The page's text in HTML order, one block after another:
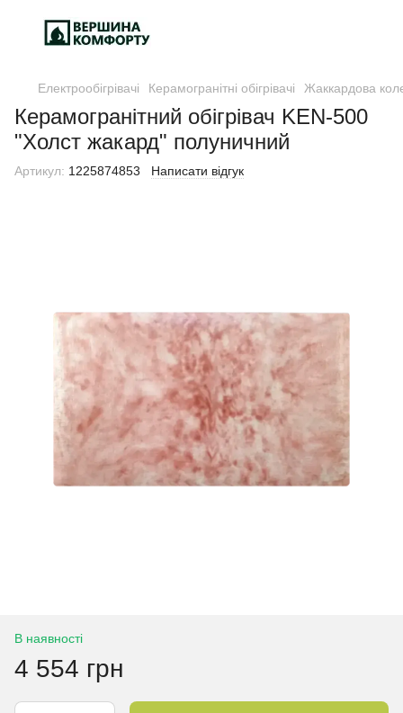
Електрообігрівачі Керамогранітні обігрівачі Жаккардова
Керамогранітний обігрівач KEN-500
"Холст жакард" полуничний
Артикул: 1225874853 Написати відгук
В наявності
4 554 грн